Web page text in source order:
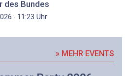
des Bundes
- 11:23 Uhr
» MEHR EVENTS